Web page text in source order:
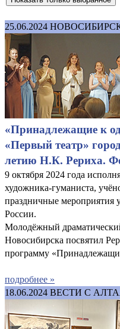
25.06.2024
«Принадлежащие к
«Первый театр»
летию Н.К. Рериха.
9 октября 2024 года
художника-гуманиста,
праздничные мероприятия
России.
Молодёжный
Новосибирска посвятил
программу
подробнее »
18.06.2024 ВЕСТИ С